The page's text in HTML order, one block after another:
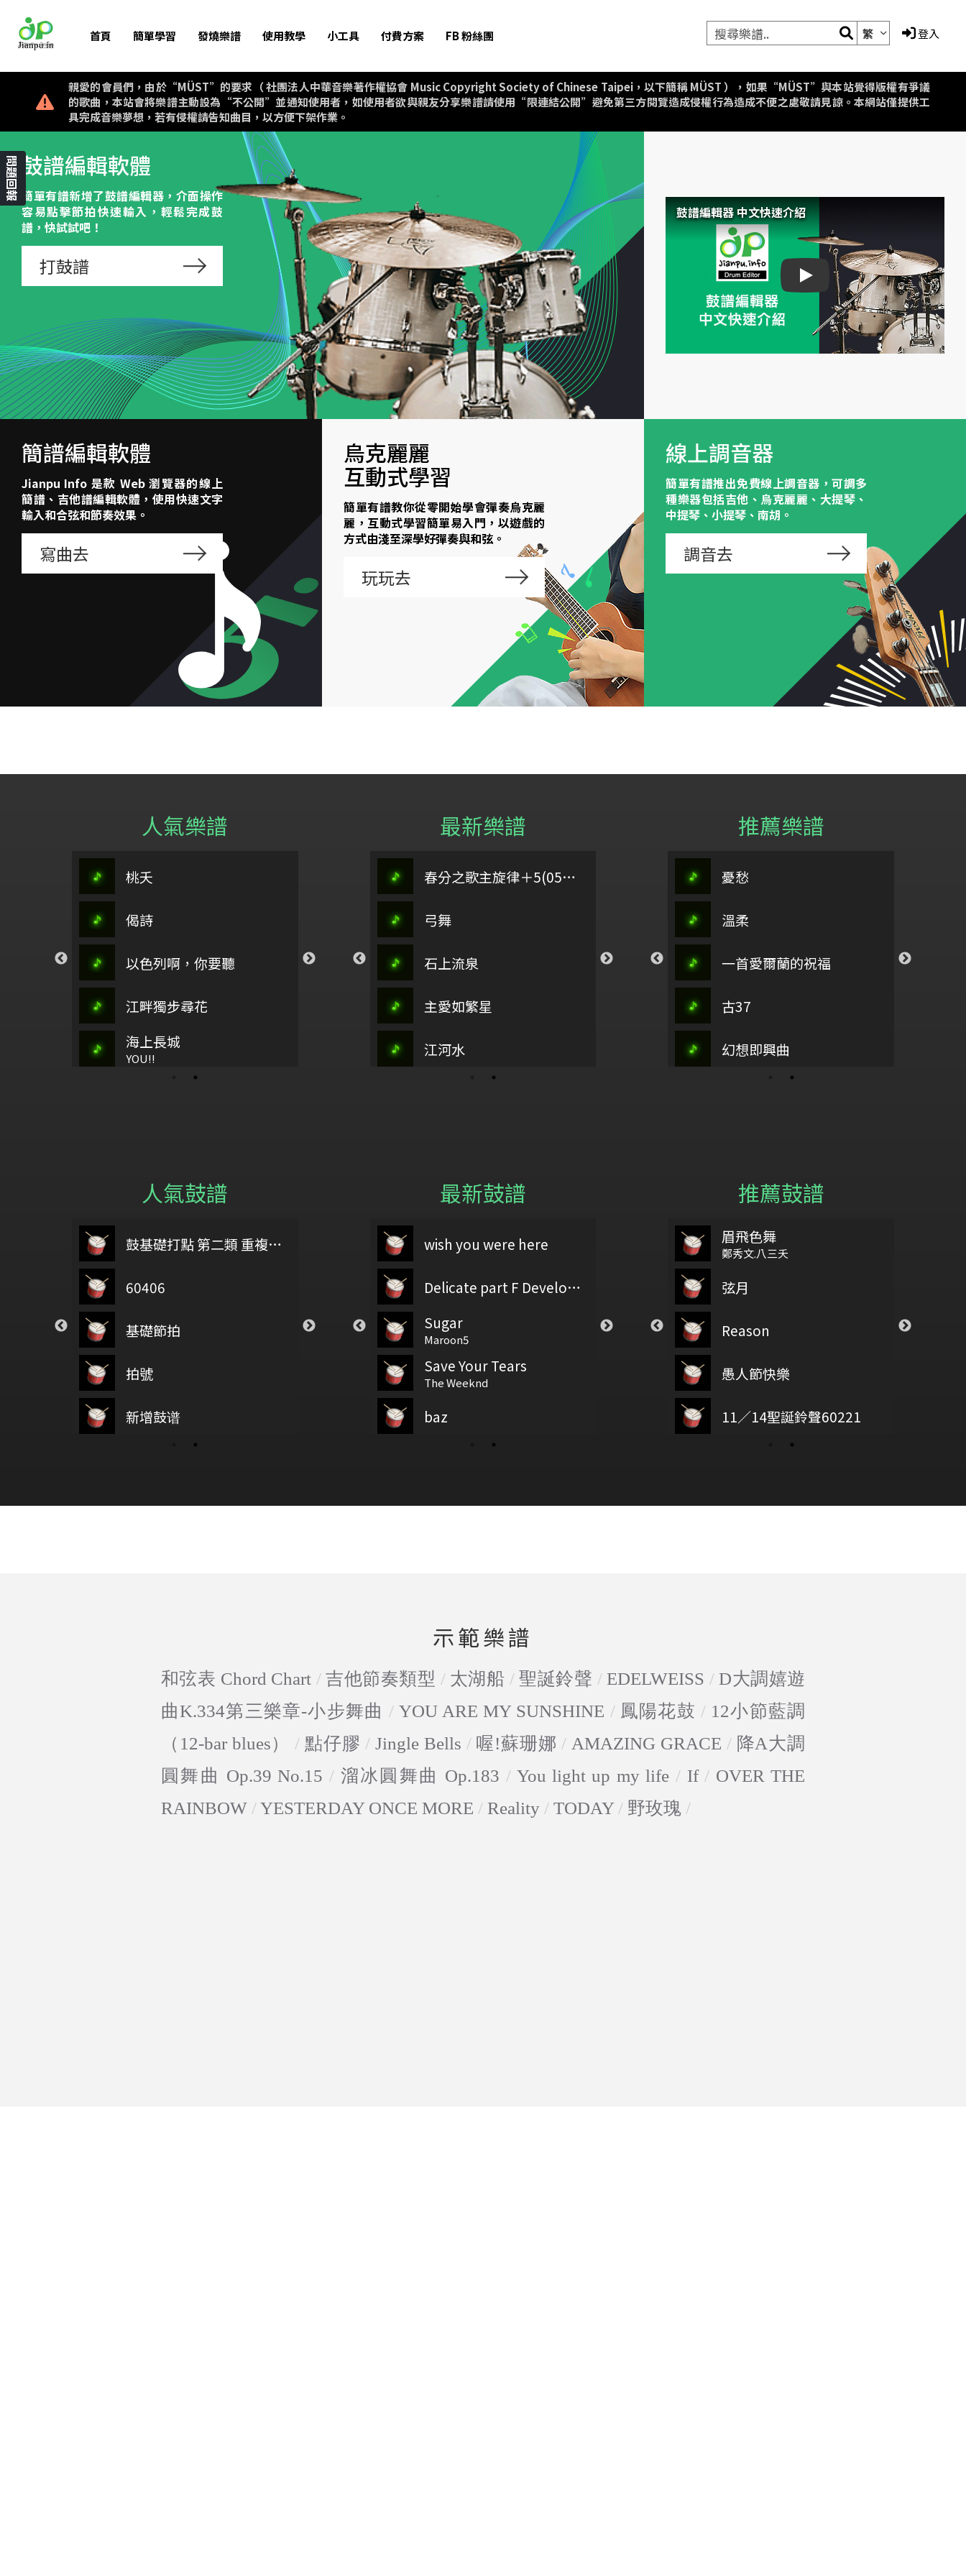
首頁 簡單學習 發燒樂譜 使用教學 小工具 付費方案 FB 粉絲團 繁 登入
親愛的會員們，由於“MÜST”的要求（ 社團法人中華音樂著作權協會 Music Copyright Society of Chinese Taipei，以下簡稱 MÜST ），如果“MÜST”與本站覺得版權有爭議
的歌曲，本站會將樂譜主動設為“不公開”並通知使用者，如使用者欲與親友分享樂譜請使用“限連結公開”避免第三方閱覽造成侵權行為造成不便之處敬請見諒。本網站僅提供工
具完成音樂夢想，若有侵權請告知曲目，以方便下架作業。
鼓譜編輯軟體
簡單有譜新增了鼓譜編輯器，介面操作
容易點擊節拍快速輸入，輕鬆完成鼓
譜，快試試吧！
打鼓譜
鼓譜編輯器 中文快速介紹
鼓譜編輯器 中文快速介紹
簡譜編輯軟體
Jianpu Info 是款 Web 瀏覽器的線上
簡譜、吉他譜編輯軟體，使用快速文字
輸入和合弦和節奏效果。
寫曲去
烏克麗麗
互動式學習
簡單有譜教你從零開始學會彈奏烏克麗
麗，互動式學習簡單易入門，以遊戲的
方式由淺至深學好彈奏與和弦。
玩玩去
線上調音器
簡單有譜推出免費線上調音器，可調多
種樂器包括吉他、烏克麗麗、大提琴、
中提琴、小提琴、南胡。
調音去
人氣樂譜
桃夭
偈詩
以色列啊，你要聽
江畔獨步尋花
海上長城
YOU!!
定風波
來彩畫
春之頌
回家坐月時
武陵春
這裡有榮耀
以色列啊，你要聽
最新樂譜
你愛我如至寶_孟慶而
孟慶而
古37
春分之歌主旋律＋5(0504)
弓舞
石上流泉
主愛如繁星
江河水
祢懂我的傷
你愛我如至寶_孟慶而
歡樂歌
石上流泉
推薦樂譜
一首愛爾蘭的祝福
someday the boy
樂11、(歡喜歡喜)
憂愁
溫柔
一首愛爾蘭的祝福
古37
幻想即興曲
人氣鼓譜
鼓基礎打點 第二類 重複打點 : DIDDLE RUDIMENTS
60406
基礎節拍
拍號
新增鼓谱
60403黃億展
test
新增鼓譜
鼓基礎打點 第二類 重複打點 : DIDDLE RUDIMENTS
60406
基礎節拍
最新鼓譜
were here
Delicate part F Development 2
6/18 wish you were here
Delicate part F Development 2
Sugar
Maroon5
Save Your Tears
The Weeknd
baz
給自己機會
Closer
The Chainsmokers
Novelbright
wish you were here
Sugar
推薦鼓譜
Reason
11／14聖誕鈴聲60221
YELLOW
Nobody's Home
Rolling in the deep
眉飛色舞
鄭秀文.八三夭
弦月
Reason
愚人節快樂
11／14聖誕鈴聲60221
示範樂譜
和弦表 Chord Chart /吉他節奏類型 / 太湖船 /聖誕鈴聲 /EDELWEISS /D大調嬉遊
曲K.334第三樂章-小步舞曲 / YOU ARE MY SUNSHINE / 鳳陽花鼓 / 12小節藍調
（12-bar blues）
/ 點仔膠 / Jingle Bells / 喔!蘇珊娜 / AMAZING GRACE / 降A大調
圓舞曲 Op.39 No.15 / 溜冰圓舞曲 Op.183 / You light up my life / If/ OVER THE
RAINBOW /YESTERDAY ONCE MORE / Reality / TODAY/ 野玫瑰 /
問題回報